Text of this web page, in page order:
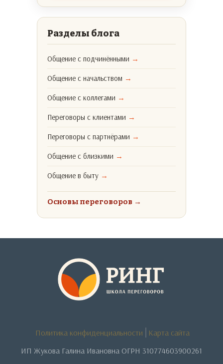
Разделы блога
Общение с подчинёнными →
Общение с начальством →
Общение с коллегами →
Переговоры с клиентами →
Переговоры с партнёрами →
Общение с близкими →
Общение в быту →
Основы переговоров →
Политика конфиденциальности
Карта сайта
ИП Жукова Галина Ивановна ОГРН 310774603900261